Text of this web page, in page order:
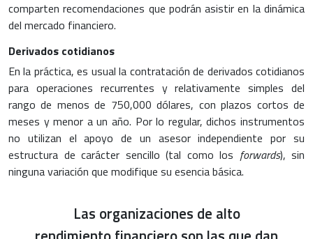
comparten recomendaciones que podrán asistir en la dinámica
del mercado financiero.
Derivados cotidianos
En la práctica, es usual la contratación de derivados cotidianos
para operaciones recurrentes y relativamente simples del
rango de menos de 750,000 dólares, con plazos cortos de
meses y menor a un año. Por lo regular, dichos instrumentos
no utilizan el apoyo de un asesor independiente por su
estructura de carácter sencillo (tal como los forwards), sin
ninguna variación que modifique su esencia básica.
Las organizaciones de alto